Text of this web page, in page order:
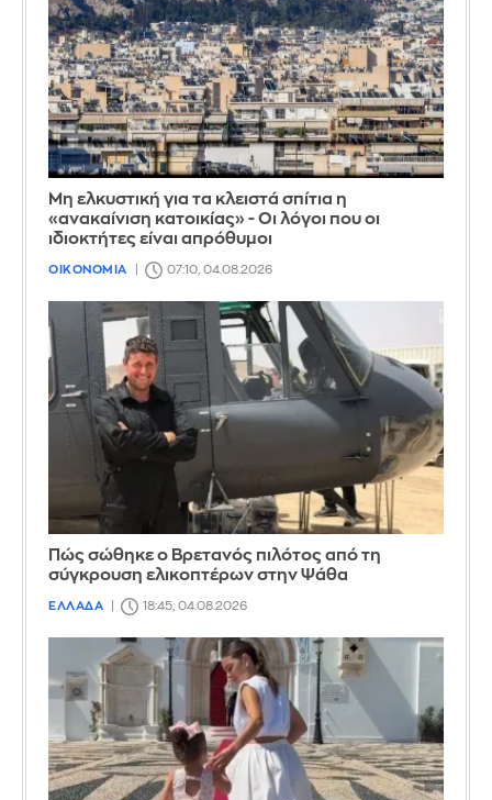
Μη ελκυστική για τα κλειστά σπίτια η
«ανακαίνιση κατοικίας» - Οι λόγοι που οι
ιδιοκτήτες είναι απρόθυμοι
ΟΙΚΟΝΟΜΙΑ 07:10, 04.08.2026
Πώς σώθηκε ο Βρετανός πιλότος από τη
σύγκρουση ελικοπτέρων στην Ψάθα
ΕΛΛΑΔΑ 18:45, 04.08.2026